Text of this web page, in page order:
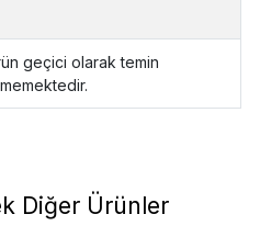
geçici olarak temin
Diğer Ürünler